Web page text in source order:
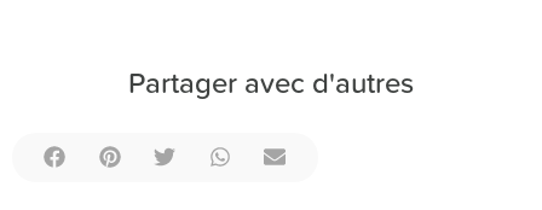
Partager avec d'autres